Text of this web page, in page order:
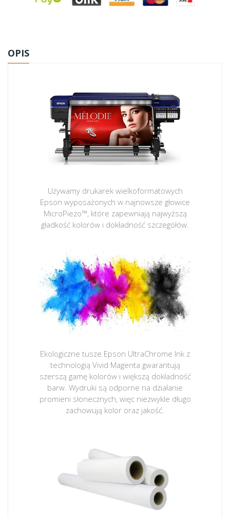
OPIS
Używamy drukarek wielkoformatowych
Epson wyposażonych w najnowsze głowice
MicroPiezo™, które zapewniają najwyższą
gładkość kolorów i dokładność szczegółów.
Ekologiczne tusze Epson UltraChrome Ink z
technologią Vivid Magenta gwarantują
szerszą gamę kolorów i większą dokładność
barw. Wydruki są odporne na działanie
promieni słonecznych, więc niezwykle długo
zachowują kolor oraz jakość.